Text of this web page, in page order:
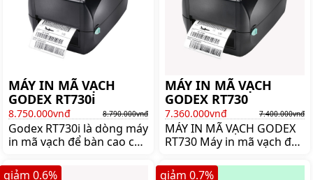
MÁY IN MÃ VẠCH
GODEX RT730i
8.750.000vnđ 8.790.000vnđ
Godex RT730i là dòng máy
in mã vạch để bàn cao cấp
mã vạch Godex RT730i
MÁY IN MÃ VẠCH
GODEX RT730
7.360.000vnđ 7.400.000vnđ
MÁY IN MÃ VẠCH GODEX
RT730 Máy in mã vạch để
giảm 0.6% giảm 0.7%